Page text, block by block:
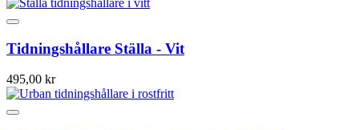
Tidningshållare Ställa - Vit
495,00 kr